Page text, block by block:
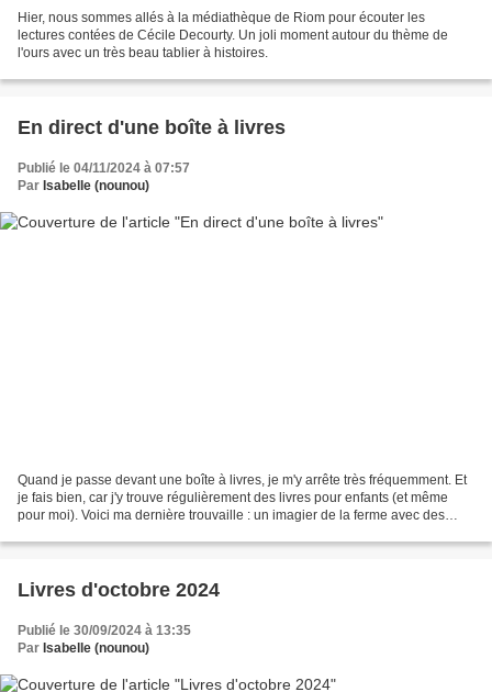
Hier, nous sommes allés à la médiathèque de Riom pour écouter les
lectures contées de Cécile Decourty. Un joli moment autour du thème de
l'ours avec un très beau tablier à histoires.
En direct d'une boîte à livres
Publié le 04/11/2024 à 07:57
Par Isabelle (nounou)
Quand je passe devant une boîte à livres, je m'y arrête très fréquemment. Et
je fais bien, car j'y trouve régulièrement des livres pour enfants (et même
pour moi). Voici ma dernière trouvaille : un imagier de la ferme avec des
Livres d'octobre 2024
Publié le 30/09/2024 à 13:35
Par Isabelle (nounou)